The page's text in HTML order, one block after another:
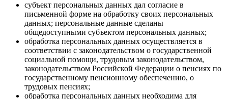
субъект персональных данных дал согласие в
письменной форме на обработку своих персональных
данных; персональные данные сделаны
общедоступными субъектом персональных данных;
обработка персональных данных осуществляется в
соответствии с законодательством о государственной
социальной помощи, трудовым законодательством,
законодательством Российской Федерации о пенсиях по
государственному пенсионному обеспечению, о
трудовых пенсиях;
обработка персональных данных необходима для